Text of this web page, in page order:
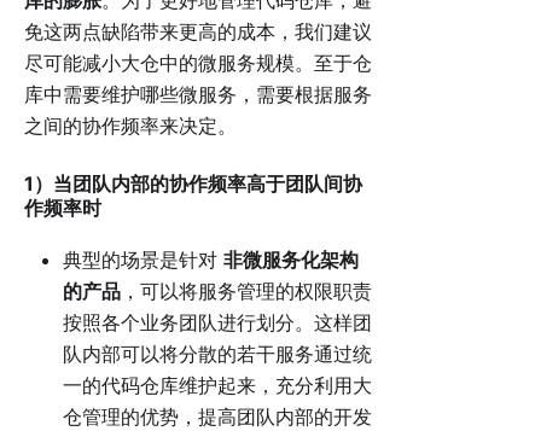
免这两点缺陷带来更高的成本，我们建议
尽可能减小大仓中的微服务规模。至于仓
库中需要维护哪些微服务，需要根据服务
之间的协作频率来决定。
1）当团队内部的协作频率高于团队间协
作频率时
典型的场景是针对 非微服务化架构
的产品 ，可以将服务管理的权限职责
按照各个业务团队进行划分。这样团
队内部可以将分散的若干服务通过统
一的代码仓库维护起来，充分利用大
仓管理的优势，提高团队内部的开发